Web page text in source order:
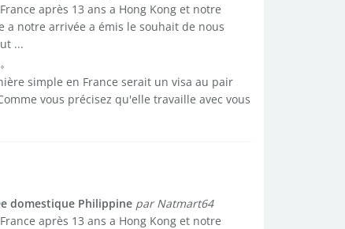
après 13 ans a Hong Kong et notre
a notre arrivée a émis le souhait de nous
...
simple en France serait un visa au pair
vous précisez qu'elle travaille avec vous
domestique Philippine par Natmart64
après 13 ans a Hong Kong et notre